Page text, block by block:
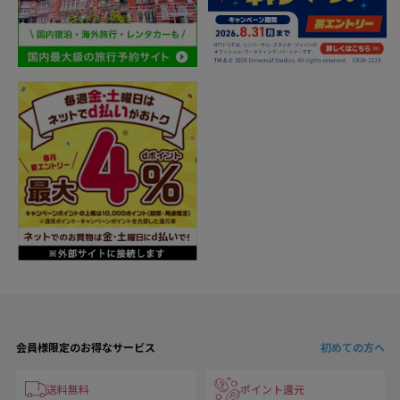
会員様限定のお得なサービス 初めての方へ
送料無料 ポイント還元